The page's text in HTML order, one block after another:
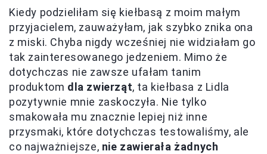
Kiedy podzieliłam się kiełbasą z moim małym
przyjacielem, zauważyłam, jak szybko znika ona
z miski. Chyba nigdy wcześniej nie widziałam go
tak zainteresowanego jedzeniem. Mimo że
dotychczas nie zawsze ufałam tanim
produktom dla zwierząt, ta kiełbasa z Lidla
pozytywnie mnie zaskoczyła. Nie tylko
smakowała mu znacznie lepiej niż inne
przysmaki, które dotychczas testowaliśmy, ale
co najważniejsze, nie zawierała żadnych